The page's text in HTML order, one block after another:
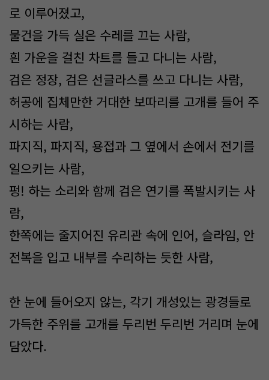
로 이루어졌고,
물건을 가득 실은 수레를 끄는 사람,
흰 가운을 걸친 차트를 들고 다니는 사람,
검은 정장, 검은 선글라스를 쓰고 다니는 사람,
허공에 집체만한 거대한 보따리를 고개를 들어 주
시하는 사람,
파지직, 파지직, 용접과 그 옆에서 손에서 전기를
일으키는 사람,
펑! 하는 소리와 함께 검은 연기를 폭발시키는 사
람,
한쪽에는 줄지어진 유리관 속에 인어, 슬라임, 안
전복을 입고 내부를 수리하는 듯한 사람,
한 눈에 들어오지 않는, 각기 개성있는 광경들로
가득한 주위를 고개를 두리번 두리번 거리며 눈에
담았다.